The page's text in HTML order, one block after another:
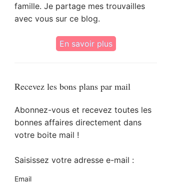
famille. Je partage mes trouvailles
avec vous sur ce blog.
En savoir plus
Recevez les bons plans par mail
Abonnez-vous et recevez toutes les
bonnes affaires directement dans
votre boite mail !
Saisissez votre adresse e-mail :
Email